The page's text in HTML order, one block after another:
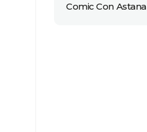
Comic Con Astana